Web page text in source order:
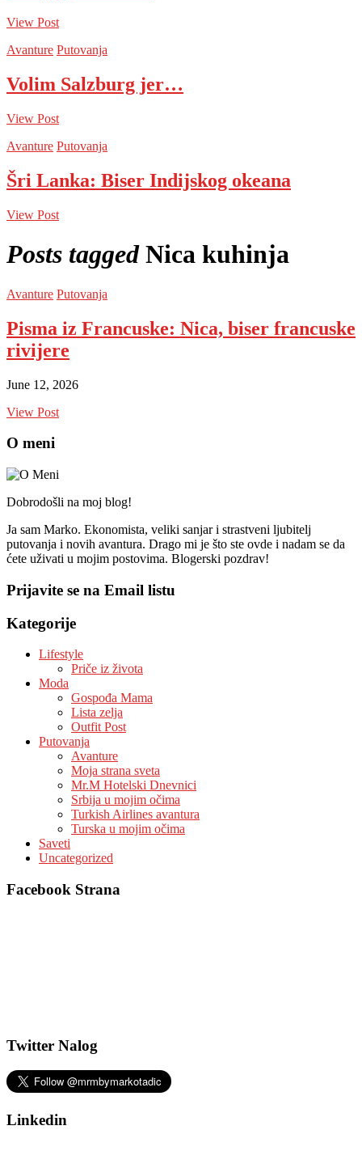
View Post
Avanture Putovanja
Volim Salzburg jer…
View Post
Avanture Putovanja
Šri Lanka: Biser Indijskog okeana
View Post
Posts tagged Nica kuhinja
Avanture Putovanja
Pisma iz Francuske: Nica, biser francuske
rivijere
June 12, 2026
View Post
O meni
Dobrodošli na moj blog!
Ja sam Marko. Ekonomista, veliki sanjar i strastveni ljubitelj
putovanja i novih avantura. Drago mi je što ste ovde i nadam se da
ćete uživati u mojim postovima. Blogerski pozdrav!
Prijavite se na Email listu
Kategorije
Lifestyle
Priče iz života
Moda
Gospođa Mama
Lista zelja
Outfit Post
Putovanja
Avanture
Moja strana sveta
Mr.M Hotelski Dnevnici
Srbija u mojim očima
Turkish Airlines avantura
Turska u mojim očima
Saveti
Uncategorized
Facebook Strana
Twitter Nalog
Linkedin